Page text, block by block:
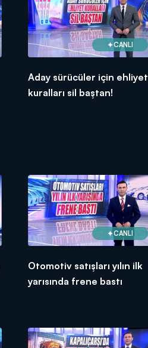
CANLI
Aday sürücüler için ehliyet
kuralları sil baştan!
CANLI
Otomotiv satışları yılın ilk
yarısında frene bastı